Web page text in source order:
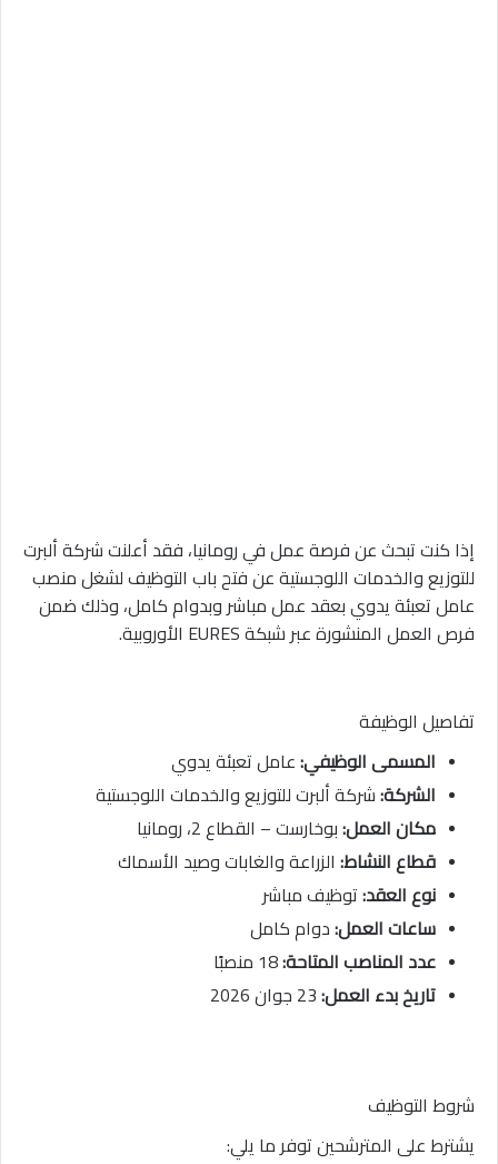
إذا كنت تبحث عن فرصة عمل في رومانيا، فقد أعلنت شركة ألبرت
للتوزيع والخدمات اللوجستية عن فتح باب التوظيف لشغل منصب
عامل تعبئة يدوي بعقد عمل مباشر وبدوام كامل، وذلك ضمن
فرص العمل المنشورة عبر شبكة EURES الأوروبية.
تفاصيل الوظيفة
المسمى الوظيفي:عامل تعبئة يدوي
الشركة:شركة ألبرت للتوزيع والخدمات اللوجستية
مكان العمل:بوخارست – القطاع 2، رومانيا
قطاع النشاط: الزراعة والغابات وصيد الأسماك
نوع العقد:توظيف مباشر
ساعات العمل:دوام كامل
عدد المناصب المتاحة:
تاريخ بدء العمل:
شروط التوظيف
يشترط على المترشحين توفر ما يلي: